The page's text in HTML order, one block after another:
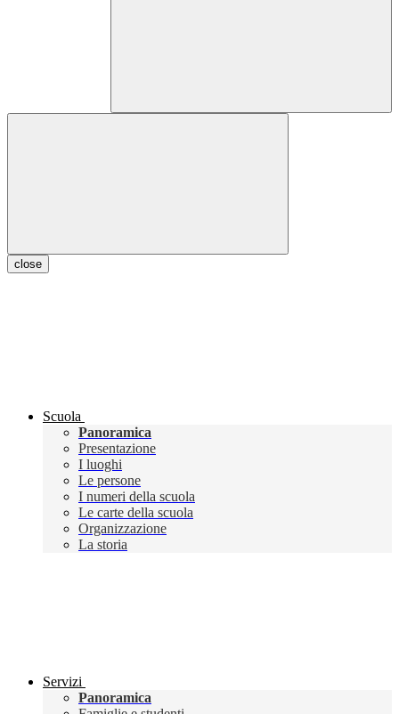
close
Scuola
Panoramica
Presentazione
I luoghi
Le persone
I numeri della scuola
Le carte della scuola
Organizzazione
La storia
Servizi
Panoramica